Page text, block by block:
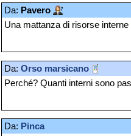
Da: Pavero
Una mattanza di risorse interne
Da: Orso marsicano
Perché? Quanti interni sono
Da: Pinca